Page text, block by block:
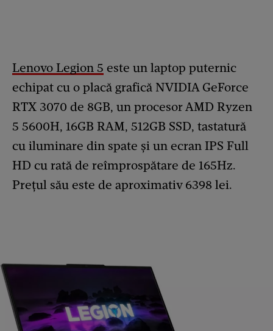
Lenovo Legion 5 este un laptop puternic
echipat cu o placă grafică NVIDIA GeForce
RTX 3070 de 8GB, un procesor AMD Ryzen
5 5600H, 16GB RAM, 512GB SSD, tastatură
cu iluminare din spate și un ecran IPS Full
HD cu rată de reîmprospătare de 165Hz.
Prețul său este de aproximativ 6398 lei.